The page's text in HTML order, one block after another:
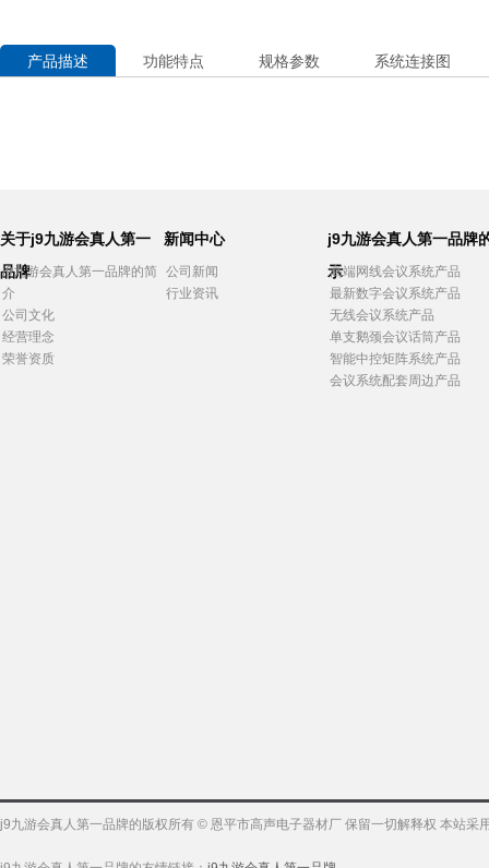
产品描述 功能特点 规格参数 系统连接图
关于j9九游会真人第一
品牌
j9九游会真人第一品牌的简
介
公司文化
经营理念
荣誉资质
新闻中心
公司新闻
行业资讯
j9九游会真人第一品牌
示
高端网线会议系统产品
最新数字会议系统产品
无线会议系统产品
单支鹅颈会议话筒产品
智能中控矩阵系统产品
会议系统配套周边产品
j9九游会真人第一品牌的版权所有 © 恩平市高声电子器材厂 保留一切解释权 本站采